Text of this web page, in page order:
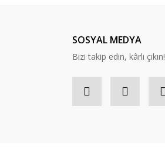
SOSYAL MEDYA
Bizi takip edin, kârlı çıkın!